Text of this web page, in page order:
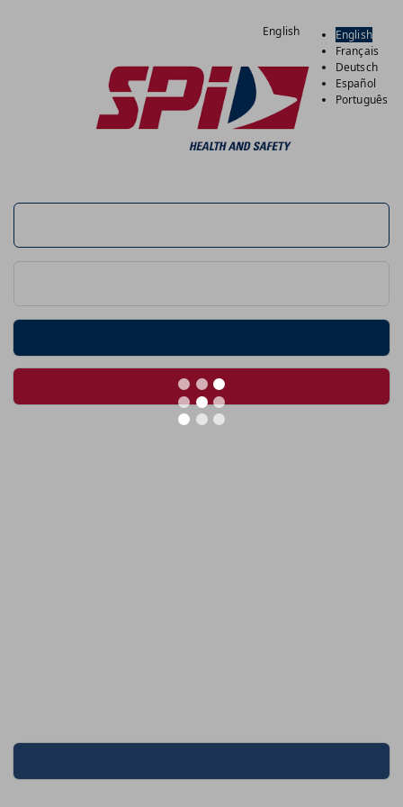
English
English
Français
Deutsch
Español
Português